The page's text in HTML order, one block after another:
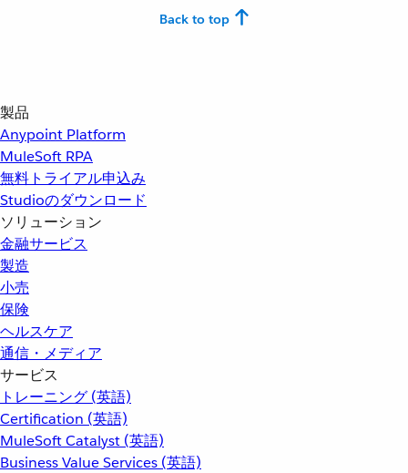
Back to top
製品
Anypoint Platform
MuleSoft RPA
無料トライアル申込み
Studioのダウンロード
ソリューション
金融サービス
製造
小売
保険
ヘルスケア
通信・メディア
サービス
トレーニング (英語)
Certification (英語)
MuleSoft Catalyst (英語)
Business Value Services (英語)